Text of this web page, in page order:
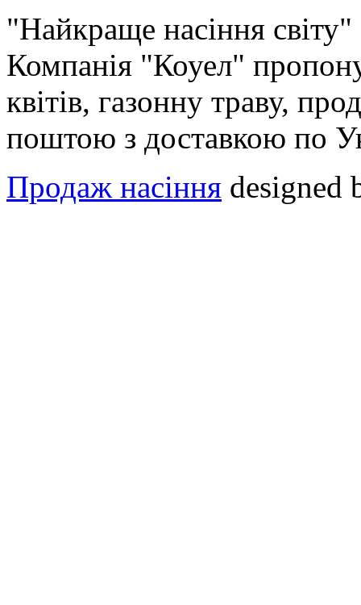
"Найкраще насіння
Компанія "Коуел"
квітів, газонну траву,
поштою з доставкою по
Продаж насіння designed